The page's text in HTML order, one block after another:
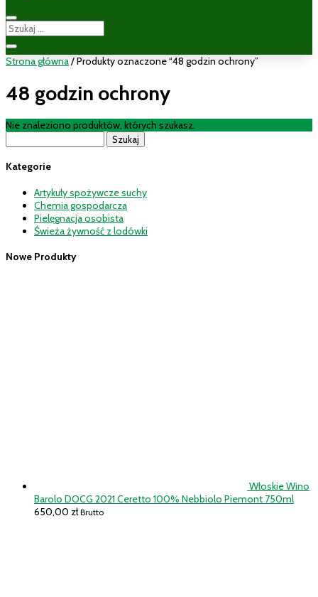
Strona główna/ Produkty oznaczone “48 godzin ochrony”
48 godzin ochrony
Nie znaleziono produktów, których szukasz.
Kategorie
Artykuły spożywcze suchy
Chemia gospodarcza
Pielęgnacja osobista
Świeża żywność z lodówki
Nowe Produkty
Włoskie Wino
Barolo DOCG 2021 Ceretto 100% Nebbiolo Piemont 750ml
650,00 zł Brutto